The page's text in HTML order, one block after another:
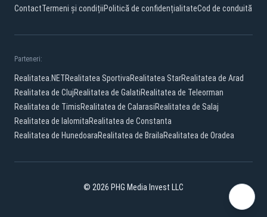
ContactTermeni și condițiiPolitică de confidențialitateCod de conduită
Parteneri:
Realitatea.NETRealitatea SportivaRealitatea StarRealitatea de Arad
Realitatea de ClujRealitatea de GalatiRealitatea de Teleorman
Realitatea de TimisRealitatea de CalarasiRealitatea de Salaj
Realitatea de IalomitaRealitatea de Constanta
Realitatea de HunedoaraRealitatea de BrailaRealitatea de Oradea
© 2026 PHG Media Invest LLC